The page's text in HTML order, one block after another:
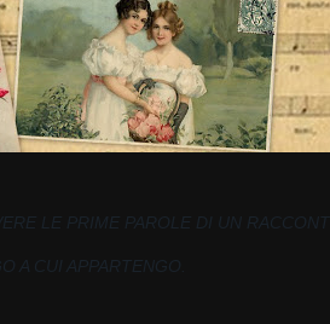
LE PRIME PAROLE DI UN
A CUI APPARTENGO.